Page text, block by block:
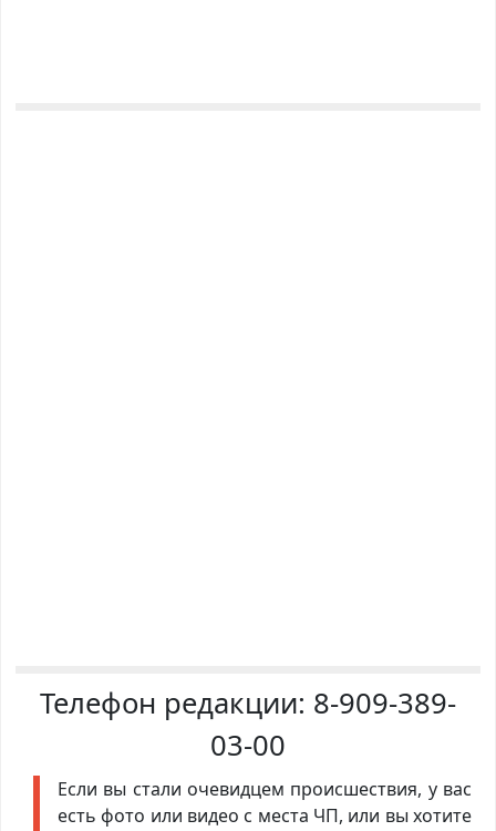
Телефон редакции: 8-909-389-
03-00
Если вы стали очевидцем происшествия, у вас
есть фото или видео с места ЧП, или вы хотите